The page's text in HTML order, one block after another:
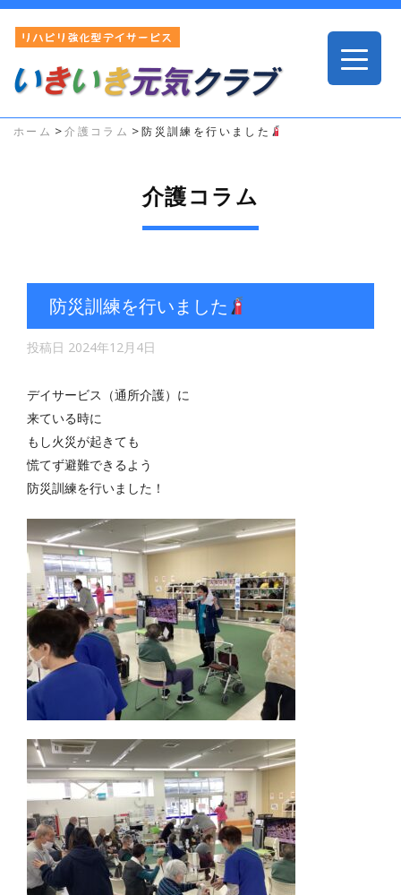
ホーム >介護コラム >防災訓練を行いました
介護コラム
防災訓練を行いました
投稿日 2024年12月4日
デイサービス（通所介護）に
来ている時に
もし火災が起きても
慌てず避難できるよう
防災訓練を行いました！